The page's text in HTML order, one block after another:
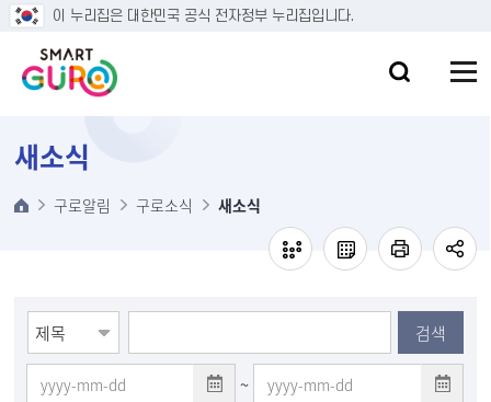
본문 바로가기
이 누리집은 대한민국 공식 전자정부 누리집입니다.
새소식
구로알림 구로소식 새소식
검색
~